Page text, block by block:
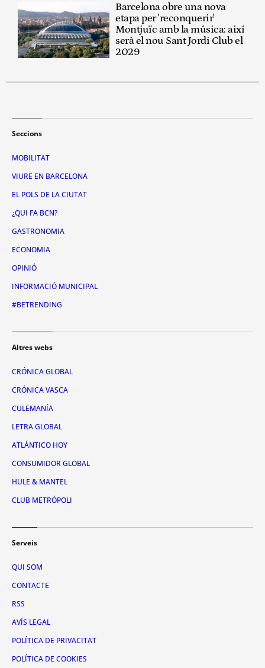
Barcelona obre una nova
etapa per 'reconquerir'
Montjuïc amb la música: així
serà el nou Sant Jordi Club el
2029
Seccions
MOBILITAT
VIURE EN BARCELONA
EL POLS DE LA CIUTAT
¿QUI FA BCN?
GASTRONOMIA
ECONOMIA
OPINIÓ
INFORMACIÓ MUNICIPAL
#BETRENDING
Altres webs
CRÓNICA GLOBAL
CRÓNICA VASCA
CULEMANÍA
LETRA GLOBAL
ATLÁNTICO HOY
CONSUMIDOR GLOBAL
HULE & MANTEL
CLUB METRÓPOLI
Serveis
QUI SOM
CONTACTE
RSS
AVÍS LEGAL
POLÍTICA DE PRIVACITAT
POLÍTICA DE COOKIES